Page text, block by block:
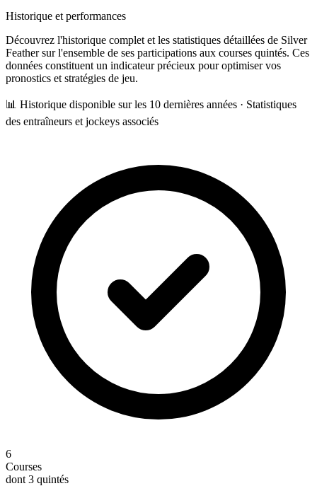
Historique et performances
Découvrez l'historique complet et les statistiques détaillées de Silver
Feathersur l'ensemble de ses participations aux courses quintés. Ces
données constituent un indicateur précieux pour optimiser vos
pronostics et stratégies de jeu.
📊 Historique disponible sur les 10 dernières années · Statistiques
des entraîneurs et jockeys associés
6
Courses
dont 3 quintés